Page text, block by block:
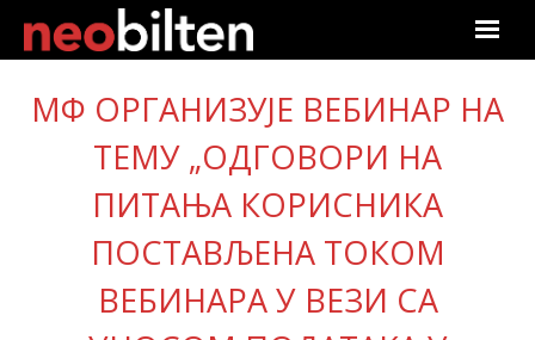
Почетна
Претрага
Актуелно
Подаци
МФ ОРГАНИЗУЈЕ ВЕБИНАР НА
ТЕМУ „ОДГОВОРИ НА
ПИТАЊА КОРИСНИКА
ПОСТАВЉЕНА ТОКОМ
ВЕБИНАРА У ВЕЗИ СА